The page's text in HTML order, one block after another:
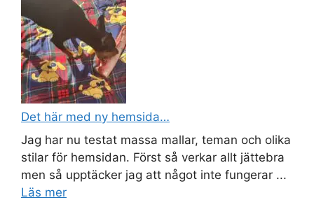
Det här med ny hemsida…
Jag har nu testat massa mallar, teman och olika
stilar för hemsidan. Först så verkar allt jättebra
men så upptäcker jag att något inte fungerar ...
Läs mer